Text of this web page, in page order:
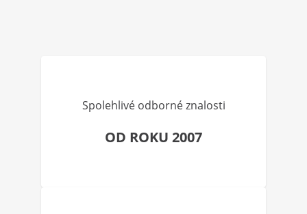
Spolehlivé odborné znalosti
OD ROKU 2007